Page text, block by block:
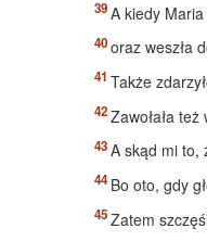
A kiedy
oraz weszła
Także
Zawołała
A skąd mi to,
Bo oto, gdy
Zatem